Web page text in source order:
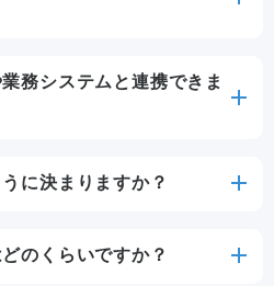
務システムと連携できま
に決まりますか？
のくらいですか？